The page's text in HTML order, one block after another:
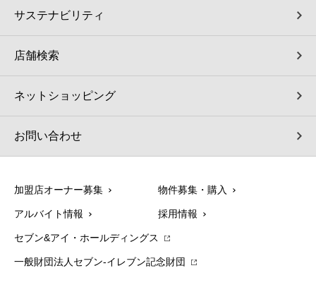
サステナビリティ
店舗検索
ネットショッピング
お問い合わせ
加盟店オーナー募集 物件募集・購入
アルバイト情報 採用情報
セブン&アイ・ホールディングス
一般財団法人セブン-イレブン記念財団